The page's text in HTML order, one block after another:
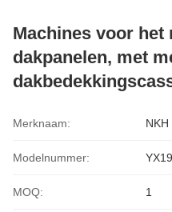
Machines voor het
dakpanelen, met
Merknaam: NKH
Modelnummer:
MOQ: 1